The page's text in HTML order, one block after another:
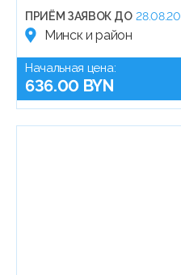
ПРИЁМ ЗАЯВОК ДО
Минск и район
Начальная цена:
636.00 BYN